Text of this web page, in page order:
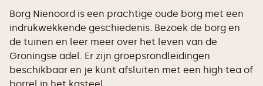
Borg Nienoord is een prachtige oude borg met een
indrukwekkende geschiedenis. Bezoek de borg en
de tuinen en leer meer over het leven van de
Groningse adel. Er zijn groepsrondleidingen
beschikbaar en je kunt afsluiten met een high tea of